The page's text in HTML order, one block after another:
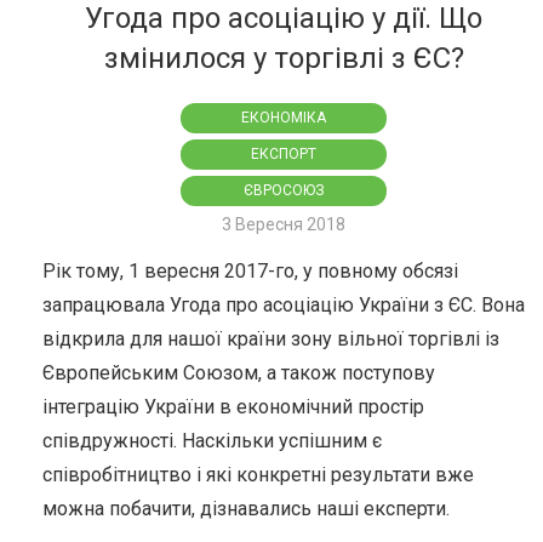
Угода про асоціацію у дії. Що
змінилося у торгівлі з ЄС?
ЕКОНОМІКА
ЕКСПОРТ
ЄВРОСОЮЗ
3 Вересня 2018
Рік тому, 1 вересня 2017-го, у повному обсязі
запрацювала Угода про асоціацію України з ЄС. Вона
відкрила для нашої країни зону вільної торгівлі із
Європейським Союзом, а також поступову
інтеграцію України в економічний простір
співдружності. Наскільки успішним є
співробітництво і які конкретні результати вже
можна побачити, дізнавались наші експерти.